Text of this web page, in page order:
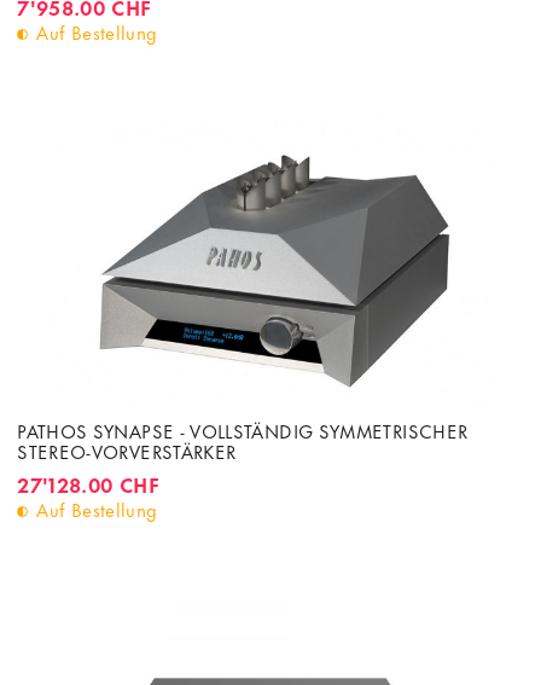
Auf Bestellung
PATHOS SYNAPSE - VOLLSTÄNDIG SYMMETRISCHER
STEREO-VORVERSTÄRKER
27'128.00 CHF
Auf Bestellung